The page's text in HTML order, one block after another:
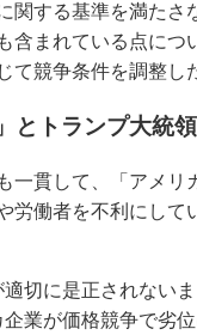
関する基準を満た
含まれている点につ
て競争条件を調整し
とトランプ大統
一貫して、「アメ
労働者を不利にし
切に是正されない
業が価格競争で劣